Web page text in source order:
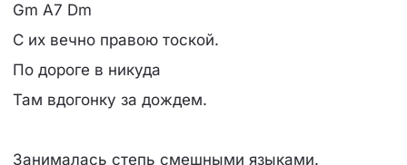
Gm A7 Dm
С их вечно правою тоской.
По дороге в никуда
Там вдогонку за дождем.
Занималась степь смешными языками.